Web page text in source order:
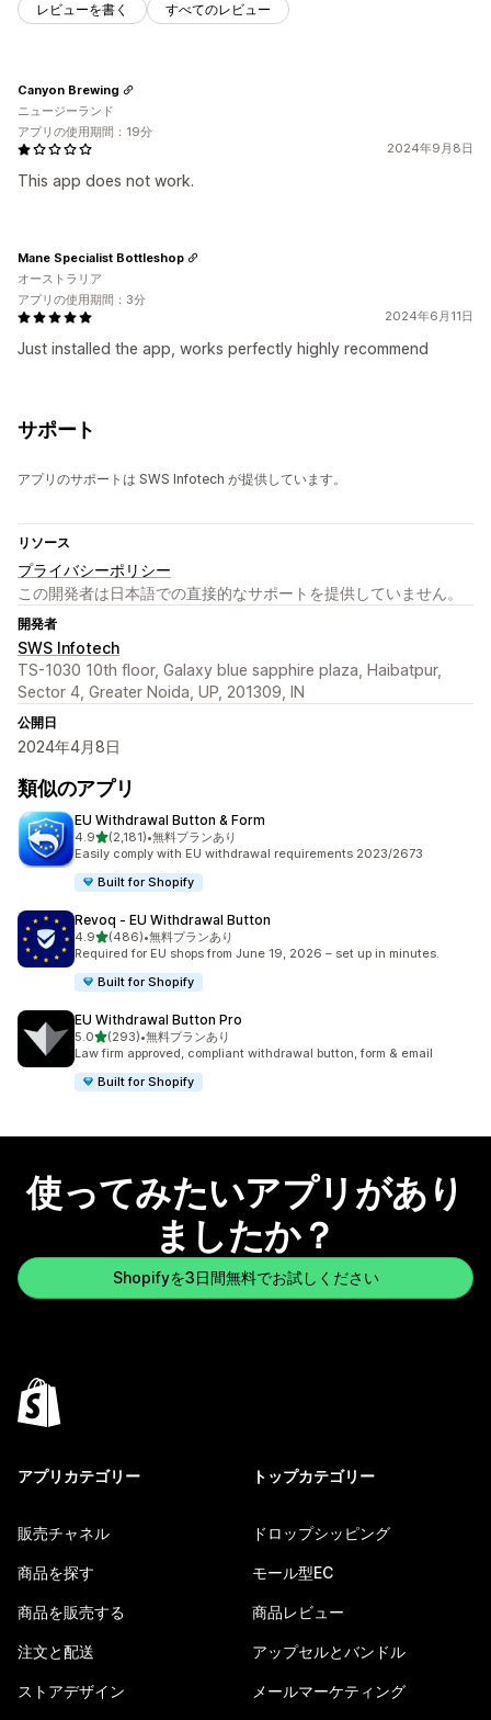
レビューを書く すべてのレビュー
2024年9月8日
This app does not work.
Canyon Brewing
ニュージーランド
アプリの使用期間：19分
2024年6月11日
Just installed the app, works perfectly highly recommend
Mane Specialist Bottleshop
オーストラリア
アプリの使用期間：3分
サポート
アプリのサポートは SWS Infotech が提供しています。
リソース
プライバシーポリシー
この開発者は日本語での直接的なサポートを提供していません。
開発者
SWS Infotech
TS-1030 10th floor, Galaxy blue sapphire plaza, Haibatpur,
Sector 4, Greater Noida, UP, 201309, IN
公開日
2024年4月8日
類似のアプリ
EU Withdrawal Button & Form
4.95つ星中
(2,181)
合計レビュー数：2181件
•無料プランあり
Easily comply with EU withdrawal requirements 2023/2673
Built for Shopify
Revoq ‑ EU Withdrawal Button
4.95つ星中
(486)
合計レビュー数：486件
•無料プランあり
Required for EU shops from June 19, 2026 – set up in minutes.
Built for Shopify
EU Withdrawal Button Pro
5.05つ星中
(293)
合計レビュー数：293件
•無料プランあり
Law firm approved, compliant withdrawal button, form & email
Built for Shopify
使ってみたいアプリがあり
ましたか？
Shopifyを3日間無料でお試しください
アプリカテゴリー
販売チャネル
商品を探す
商品を販売する
注文と配送
ストアデザイン
トップカテゴリー
ドロップシッピング
モール型EC
商品レビュー
アップセルとバンドル
メールマーケティング